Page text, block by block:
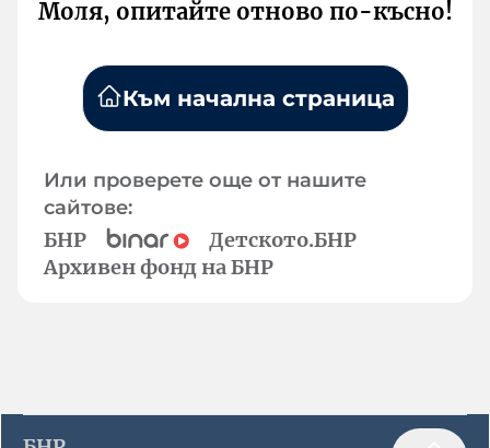
Моля, опитайте отново по-късно!
Към начална страница
Или проверете още от нашите
сайтове:
БНР
Детското.БНР
Архивен фонд на БНР